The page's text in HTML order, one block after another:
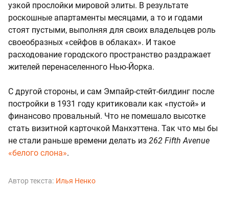
узкой прослойки мировой элиты. В результате
роскошные апартаменты месяцами, а то и годами
стоят пустыми, выполняя для своих владельцев роль
своеобразных «сейфов в облаках». И такое
расходование городского пространство раздражает
жителей перенаселенного Нью-Йорка.
С другой стороны, и сам Эмпайр-стейт-билдинг после
постройки в 1931 году критиковали как «пустой» и
финансово провальный. Что не помешало высотке
стать визитной карточкой Манхэттена. Так что мы бы
не стали раньше времени делать из 262 Fifth Avenue
«белого слона».
Автор текста: Илья Ненко